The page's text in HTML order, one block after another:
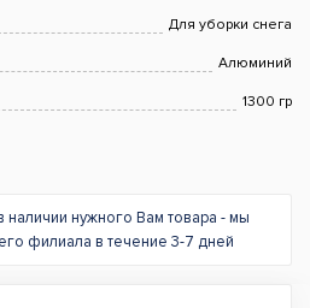
Для уборки снега
Алюминий
1300 гр
нужного Вам товара - мы
филиала в течение 3-7 дней